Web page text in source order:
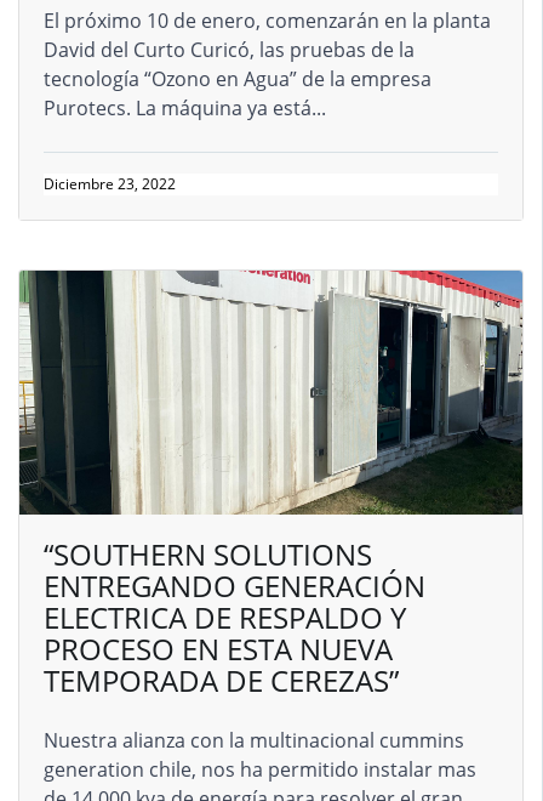
El próximo 10 de enero, comenzarán en la planta
David del Curto Curicó, las pruebas de la
tecnología “Ozono en Agua” de la empresa
Purotecs. La máquina ya está...
Diciembre 23, 2022
“SOUTHERN SOLUTIONS
ENTREGANDO GENERACIÓN
ELECTRICA DE RESPALDO Y
PROCESO EN ESTA NUEVA
TEMPORADA DE CEREZAS”
Nuestra alianza con la multinacional cummins
generation chile, nos ha permitido instalar mas